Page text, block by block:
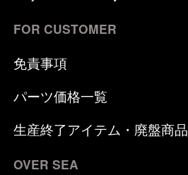
FOR CUSTOMER
免責事項
パーツ価格一覧
生産終了アイテム・廃盤商品
OVER SEA